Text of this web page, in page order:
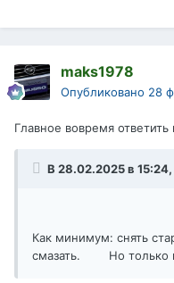
maks1978
Опубликовано 28
Главное вовремя ответить
В 28.02.2025 в 15:24,
Как минимум: снять
смазать. Но только